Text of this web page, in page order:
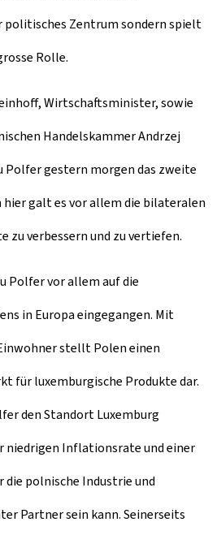
politisches Zentrum sondern spielt
Rolle.
Wirtschaftsminister, sowie
Handelskammer Andrzej
Polfer gestern morgen das zweite
hier galt es vor allem die bilateralen
verbessern und zu vertiefen.
Polfer vor allem auf die
in Europa eingegangen. Mit
stellt Polen einen
für luxemburgische Produkte dar.
den Standort Luxemburg
Inflationsrate und einer
polnische Industrie und
Partner sein kann. Seinerseits